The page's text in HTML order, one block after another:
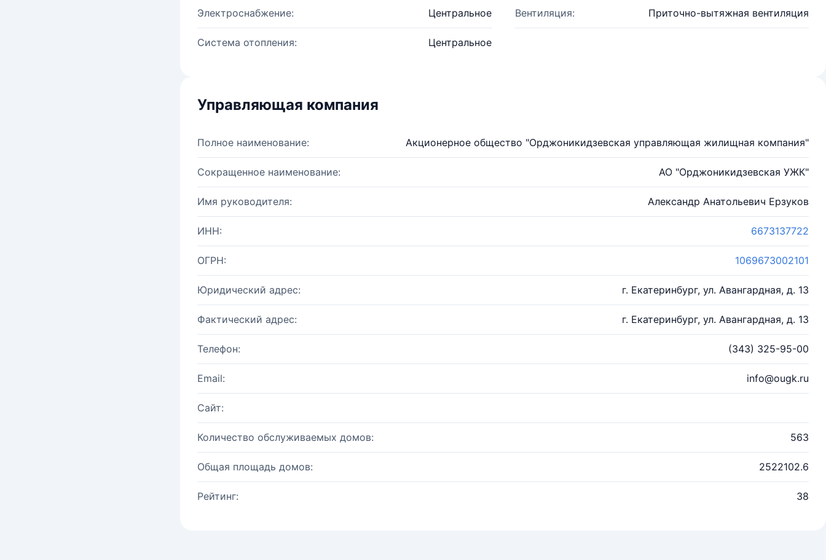
Электроснабжение: Центральное Вентиляция: Приточно-вытяжная вентиляция
Система отопления: Центральное
Управляющая компания
Полное наименование: Акционерное общество "Орджоникидзевская управляющая жилищная компания"
Сокращенное наименование: АО "Орджоникидзевская УЖК"
Имя руководителя: Александр Анатольевич Ерзуков
ИНН: 6673137722
ОГРН: 1069673002101
Юридический адрес: г. Екатеринбург, ул. Авангардная, д. 13
Фактический адрес: г. Екатеринбург, ул. Авангардная, д. 13
Телефон: (343) 325-95-00
Email: info@ougk.ru
Сайт:
Количество обслуживаемых домов: 563
Общая площадь домов: 2522102.6
Рейтинг: 38